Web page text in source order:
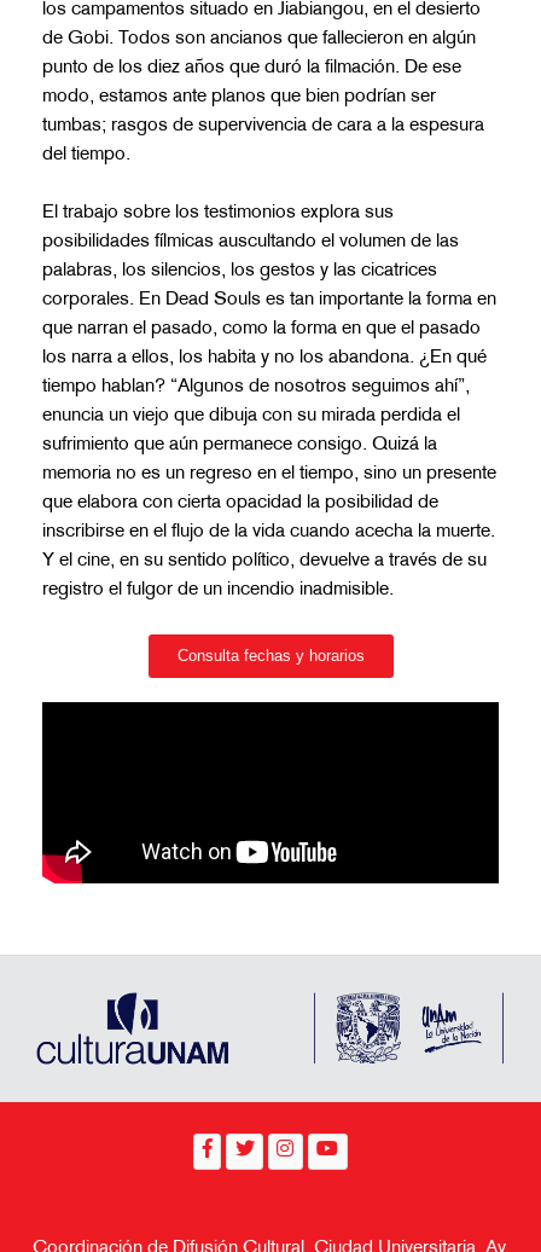
los campamentos situado en Jiabiangou, en el desierto
de Gobi. Todos son ancianos que fallecieron en algún
punto de los diez años que duró la filmación. De ese
modo, estamos ante planos que bien podrían ser
tumbas; rasgos de supervivencia de cara a la espesura
del tiempo.
El trabajo sobre los testimonios explora sus
posibilidades fílmicas auscultando el volumen de las
palabras, los silencios, los gestos y las cicatrices
corporales. En Dead Souls es tan importante la forma en
que narran el pasado, como la forma en que el pasado
los narra a ellos, los habita y no los abandona. ¿En qué
tiempo hablan? “Algunos de nosotros seguimos ahí”,
enuncia un viejo que dibuja con su mirada perdida el
sufrimiento que aún permanece consigo. Quizá la
memoria no es un regreso en el tiempo, sino un presente
que elabora con cierta opacidad la posibilidad de
inscribirse en el flujo de la vida cuando acecha la muerte.
Y el cine, en su sentido político, devuelve a través de su
registro el fulgor de un incendio inadmisible.
Consulta fechas y horarios